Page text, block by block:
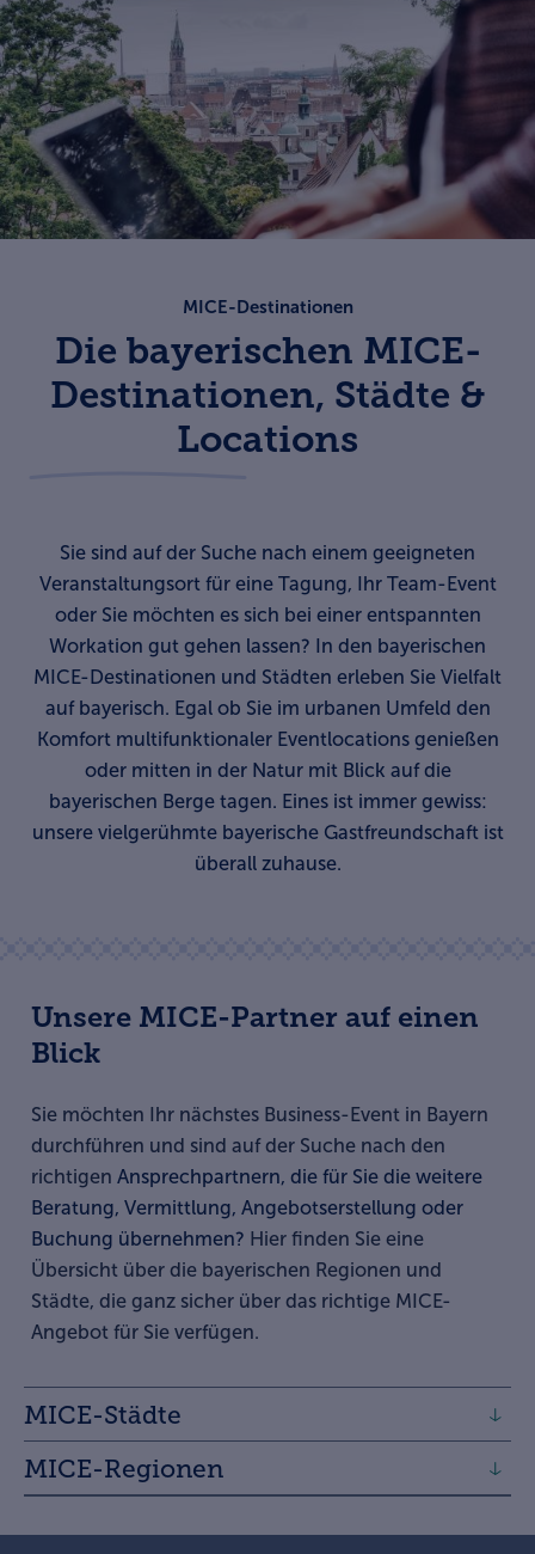
MICE-Destinationen
Die bayerischen MICE-
Destinationen, Städte &
Locations
Sie sind auf der Suche nach einem geeigneten
Veranstaltungsort für eine Tagung, Ihr Team-Event
oder Sie möchten es sich bei einer entspannten
Workation gut gehen lassen? In den bayerischen
MICE-Destinationen und Städten erleben Sie Vielfalt
auf bayerisch. Egal ob Sie im urbanen Umfeld den
Komfort multifunktionaler Eventlocations genießen
oder mitten in der Natur mit Blick auf die
bayerischen Berge tagen. Eines ist immer gewiss:
unsere vielgerühmte bayerische Gastfreundschaft ist
überall zuhause.
Unsere MICE-Partner auf einen
Blick
Sie möchten Ihr nächstes Business-Event in Bayern
durchführen und sind auf der Suche nach den
richtigen Ansprechpartnern, die für Sie die weitere
Beratung, Vermittlung, Angebotserstellung oder
Buchung übernehmen? Hier finden Sie eine
Übersicht über die bayerischen Regionen und
Städte, die ganz sicher über das richtige MICE-
Angebot für Sie verfügen.
MICE-Städte
MICE-Regionen